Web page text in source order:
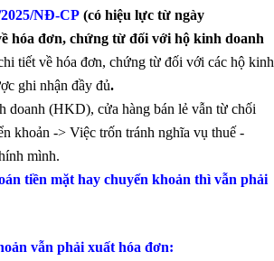
NĐ-CP (có hiệu lực từ ngày
hóa đơn, chứng từ đối với hộ kinh doanh
tiết về hóa đơn, chứng từ đối với các hộ kinh
ghi nhận đầy đủ.
doanh (HKD), cửa hàng bán lẻ vẫn từ chối
khoản -> Việc trốn tránh nghĩa vụ thuế -
mình.
tiền mặt hay chuyển khoản thì vẫn phải
vẫn phải xuất hóa đơn: